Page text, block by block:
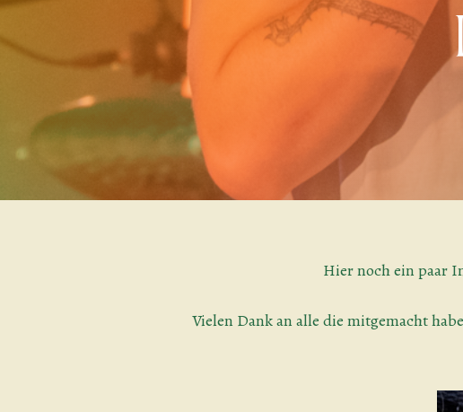
Hier noch ein paar
Vielen Dank an alle die mitgemacht